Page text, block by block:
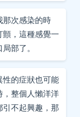
那次感染的時
顫，這種感覺一
部了。
性的症狀也可能
，整個人懶洋洋
引不起興趣，那